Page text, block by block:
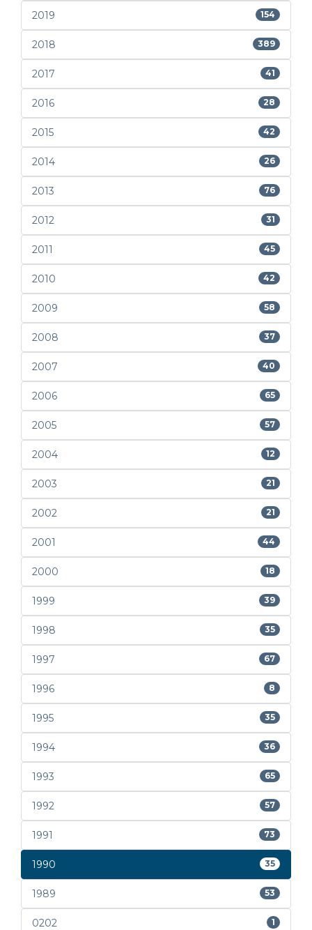
2019 154
2018 389
2017 41
2016 28
2015 42
2014 26
2013 76
2012 31
2011 45
2010 42
2009 58
2008 37
2007 40
2006 65
2005 57
2004 12
2003 21
2002 21
2001 44
2000 18
1999 39
1998 35
1997 67
1996 8
1995 35
1994 36
1993 65
1992 57
1991 73
1990 35
1989 53
0202 1